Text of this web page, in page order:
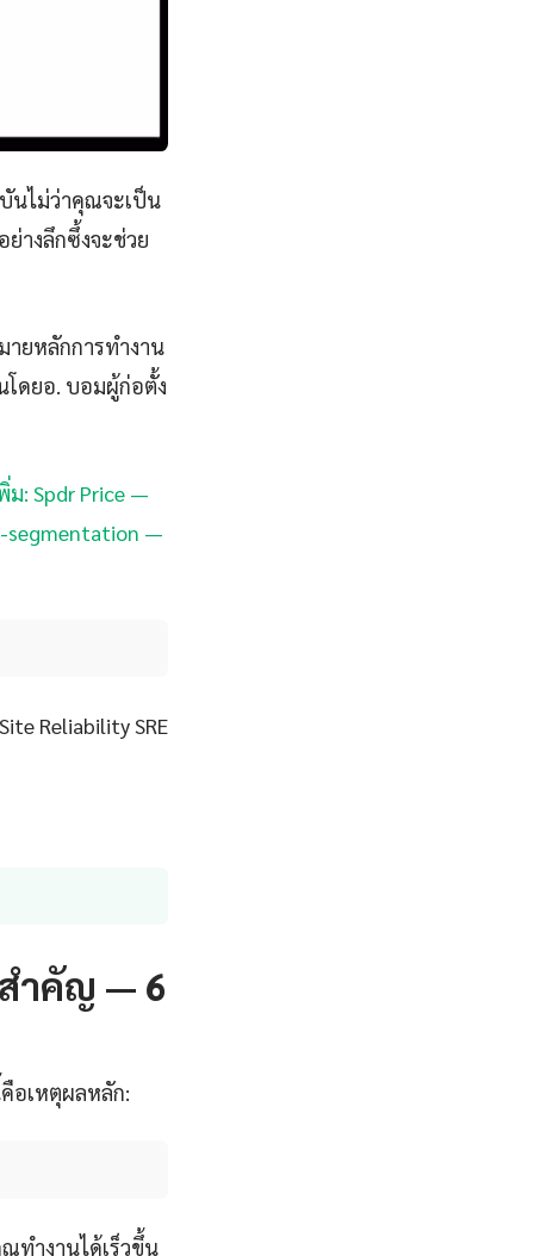
นไม่ว่าคุณจะเป็น
ย่างลึกซึ้งจะช่วย
ายหลักการทำงาน
โดยอ. บอมผู้ก่อตั้ง
ม: Spdr Price —
segmentation —
Reliability SRE
สำคัญ — 6
อเหตุผลหลัก:
ทำงานได้เร็วขึ้น